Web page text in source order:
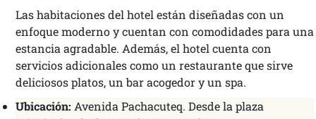
Las habitaciones del hotel están diseñadas con un
enfoque moderno y cuentan con comodidades para una
estancia agradable. Además, el hotel cuenta con
servicios adicionales como un restaurante que sirve
deliciosos platos, un bar acogedor y un spa.
Ubicación: Avenida Pachacuteq. Desde la plaza